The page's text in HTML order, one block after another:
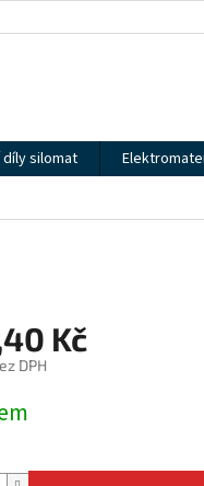
díly silomat
Kč
DPH